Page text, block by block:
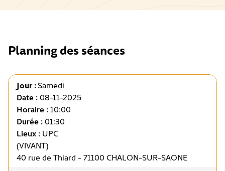
Planning des séances
Jour :Samedi
Date :08-11-2025
Horaire :10:00
Durée :01:30
Lieux : UPC
(VIVANT)
40 rue de Thiard - 71100 CHALON-SUR-SAONE